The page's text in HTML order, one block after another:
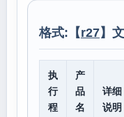
格式:【r27】
执
行
程
产
品
名
详细
说明